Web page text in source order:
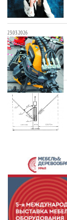
23.03.2026
23.03.2026